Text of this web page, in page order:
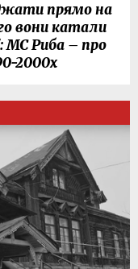
прямо на
вони катали
МС Риба – про
2000х